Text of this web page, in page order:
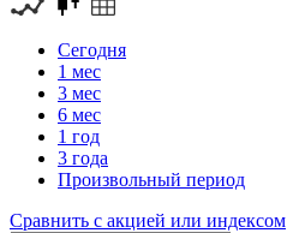
Сегодня
1 мес
3 мес
6 мес
1 год
3 года
Произвольный период
Сравнить с акцией или индексом